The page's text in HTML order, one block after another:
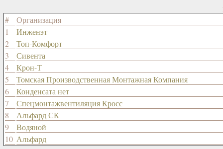
#
Организация
1
Инженэт
2
Топ-Комфорт
3
Сивента
4
Крон-Т
5
Томская Производственная Монтажная Компания
6
Конденсата нет
7
Спецмонтажвентиляция Кросс
8
Альфард СК
9
Водяной
10 Альфард